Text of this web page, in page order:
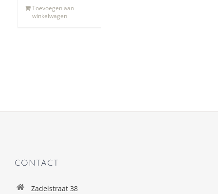
Toevoegen aan
winkelwagen
CONTACT
Zadelstraat 38